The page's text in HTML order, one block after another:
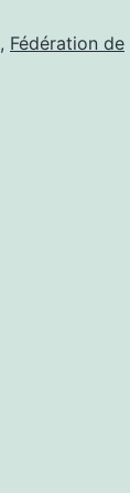
, Fédération de